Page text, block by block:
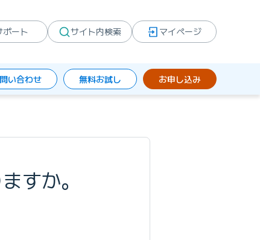
ポート サイト内検索 マイページ
い合わせ 無料お試し お申し込み
すか。